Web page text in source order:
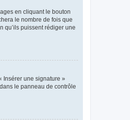
en cliquant le bouton
le nombre de fois que
qu’ils puissent rédiger une
Insérer une signature »
le panneau de contrôle